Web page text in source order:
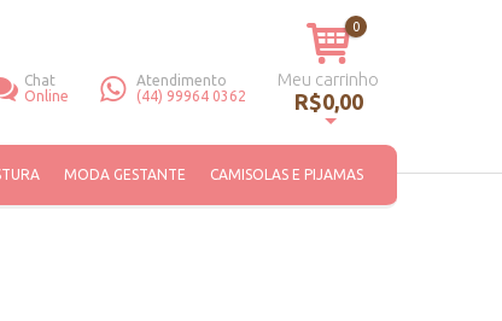
Chat
Online
Atendimento
(44) 99964 0362
0
Meu carrinho
R$0,00
MODA GESTANTE CAMISOLAS E PIJAMAS